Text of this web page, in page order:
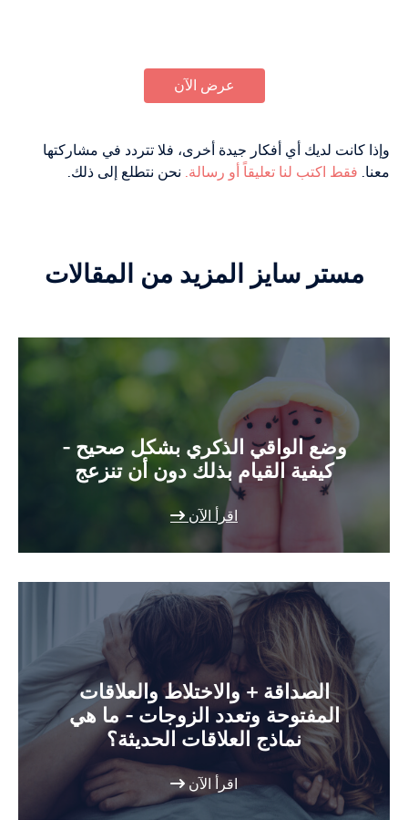
عرض الآن
وإذا كانت لديك أي أفكار جيدة أخرى، فلا تتردد في مشاركتها
معنا. فقط اكتب لنا تعليقاً أو رسالة. نحن نتطلع إلى ذلك.
مستر سايز المزيد من المقالات
وضع الواقي الذكري بشكل صحيح -
كيفية القيام بذلك دون أن تنزعج
اقرأ الآن
الصداقة + والاختلاط والعلاقات
المفتوحة وتعدد الزوجات - ما هي
نماذج العلاقات الحديثة؟
اقرأ الآن